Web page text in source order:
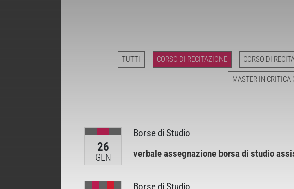
TUTTI CORSO DI RECITAZIONE CORSO DI
MASTER IN CRITICA
26
GEN
Borse di Studio
verbale assegnazione borsa di studio